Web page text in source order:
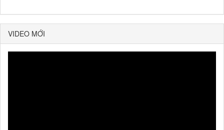
VIDEO MỚI